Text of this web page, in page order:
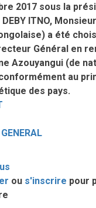
le
DG/CPAC
2017 sous la
ITNO,
a été
Général en
Azouyangui (de
au
des pays.
DG/CPAC
ou s'inscrire pour